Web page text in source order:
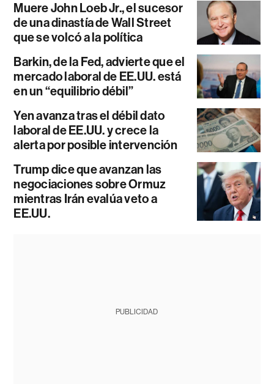
Muere John Loeb Jr., el sucesor
de una dinastía de Wall Street
que se volcó a la política
Barkin, de la Fed, advierte que el
mercado laboral de EE.UU. está
en un “equilibrio débil”
Yen avanza tras el débil dato
laboral de EE.UU. y crece la
alerta por posible intervención
Trump dice que avanzan las
negociaciones sobre Ormuz
mientras Irán evalúa veto a
EE.UU.
PUBLICIDAD